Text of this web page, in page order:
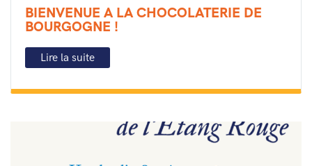
BIENVENUE A LA CHOCOLATERIE DE
BOURGOGNE !
Lire la suite